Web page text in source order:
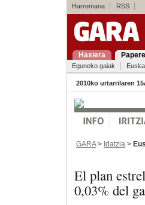
Harremana RSS
Hasiera
Eguneko gaiak
2010ko urtarrilaren
GARA> Idatzia >
El plan
0,03% del